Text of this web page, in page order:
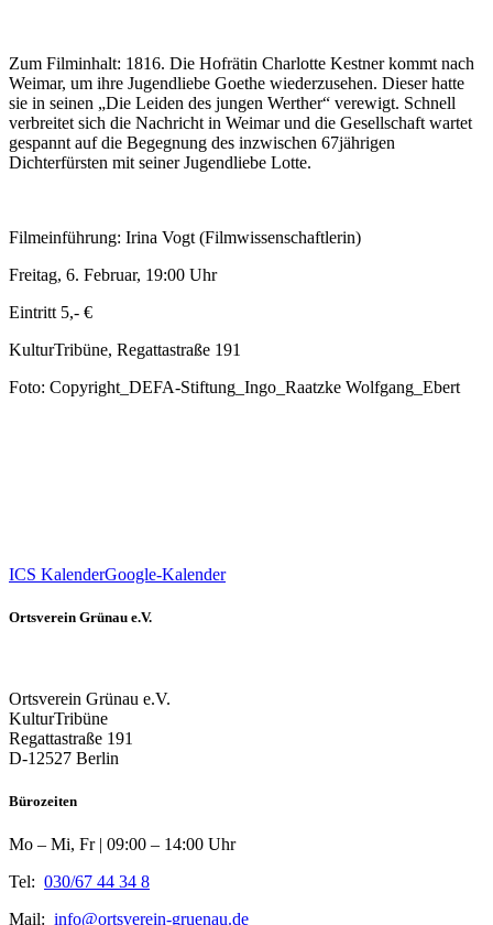
Zum Filminhalt: 1816. Die Hofrätin Charlotte Kestner kommt nach
Weimar, um ihre Jugendliebe Goethe wiederzusehen. Dieser hatte
sie in seinen „Die Leiden des jungen Werther“ verewigt. Schnell
verbreitet sich die Nachricht in Weimar und die Gesellschaft wartet
gespannt auf die Begegnung des inzwischen 67jährigen
Dichterfürsten mit seiner Jugendliebe Lotte.
Filmeinführung: Irina Vogt (Filmwissenschaftlerin)
Freitag, 6. Februar, 19:00 Uhr
Eintritt 5,- €
KulturTribüne, Regattastraße 191
Foto: Copyright_DEFA-Stiftung_Ingo_Raatzke Wolfgang_Ebert
ICS KalenderGoogle-Kalender
Ortsverein Grünau e.V.
Ortsverein Grünau e.V.
KulturTribüne
Regattastraße 191
D-12527 Berlin
Bürozeiten
Mo – Mi, Fr | 09:00 – 14:00 Uhr
Tel: 030/67 44 34 8
Mail: info@ortsverein-gruenau.de